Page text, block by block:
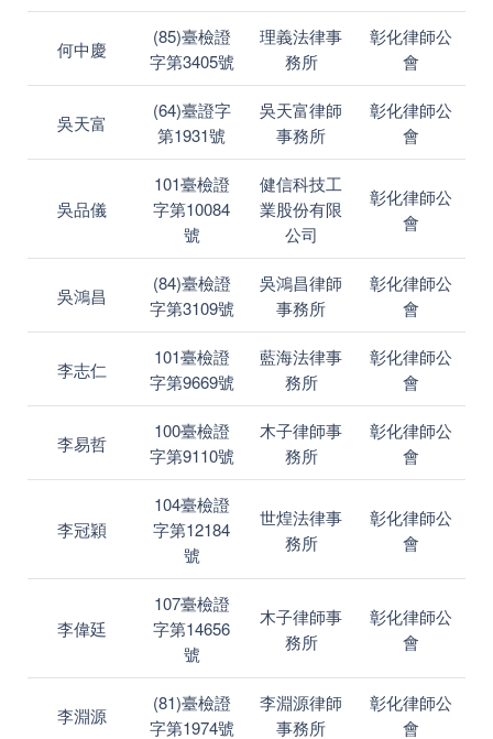
何中慶
(85)臺檢證
字第3405號
理義法律事
務所
彰化律師公
會
吳天富
(64)臺證字
第1931號
吳天富律師
事務所
彰化律師公
會
吳品儀
101臺檢證
字第10084
號
健信科技工
業股份有限
公司
彰化律師公
會
吳鴻昌
(84)臺檢證
字第3109號
吳鴻昌律師
事務所
彰化律師公
會
李志仁
101臺檢證
字第9669號
藍海法律事
務所
彰化律師公
會
李易哲
100臺檢證
字第9110號
木子律師事
務所
彰化律師公
會
李冠穎
104臺檢證
字第12184
號
世煌法律事
務所
彰化律師公
會
李偉廷
107臺檢證
字第14656
號
木子律師事
務所
彰化律師公
會
李淵源
(81)臺檢證
字第1974號
李淵源律師
事務所
彰化律師公
會